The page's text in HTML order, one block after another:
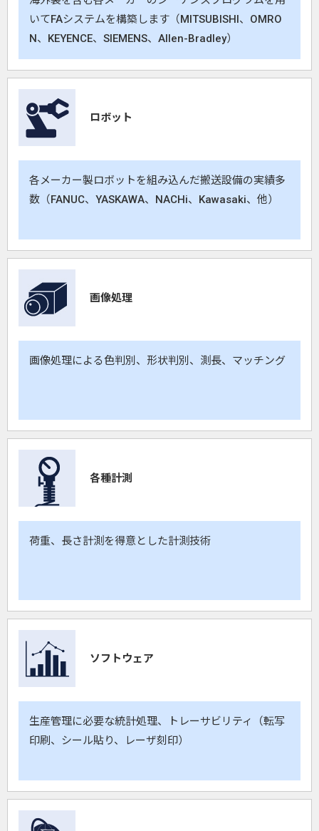
いてFAシステムを構築します（MITSUBISHI、OMRO
N、KEYENCE、SIEMENS、Allen-Bradley）
ロボット
各メーカー製ロボットを組み込んだ搬送設備の実績多
数（FANUC、YASKAWA、NACHi、Kawasaki、他）
画像処理
画像処理による色判別、形状判別、測長、マッチング
各種計測
荷重、長さ計測を得意とした計測技術
ソフトウェア
生産管理に必要な統計処理、トレーサビリティ（転写
印刷、シール貼り、レーザ刻印）